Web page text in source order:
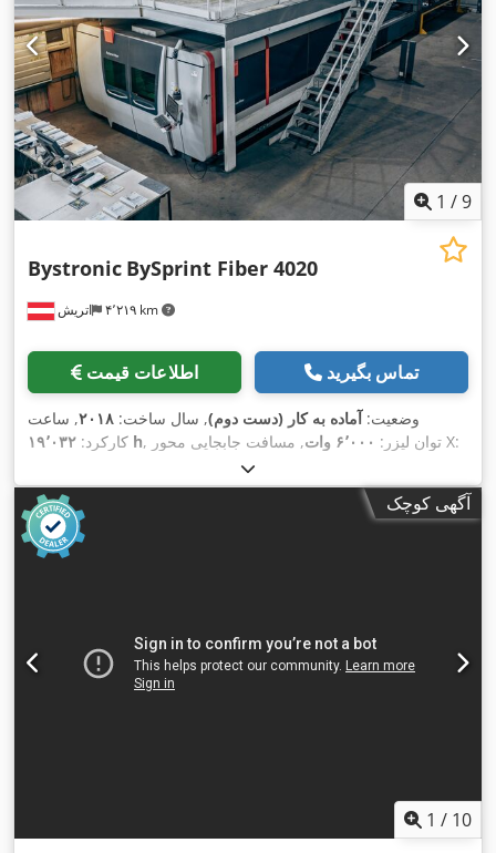
1 /9
اتریش ۴٬۲۱۹ km
Bystronic BySprint Fiber 4020
اطلاعات قیمت تماس بگیرید
وضعیت: آماده به کار (دست دوم), سال ساخت: ۲۰۱۸, ساعت
کارکرد: ۱۹٬۰۳۲ h , توان لیزر: ۶٬۰۰۰ وات
, مسافت جابجایی محور X:
۴٬۰۰۰ میلی‌متر
محور:۳ ,
آگهی کوچک
1 / 10